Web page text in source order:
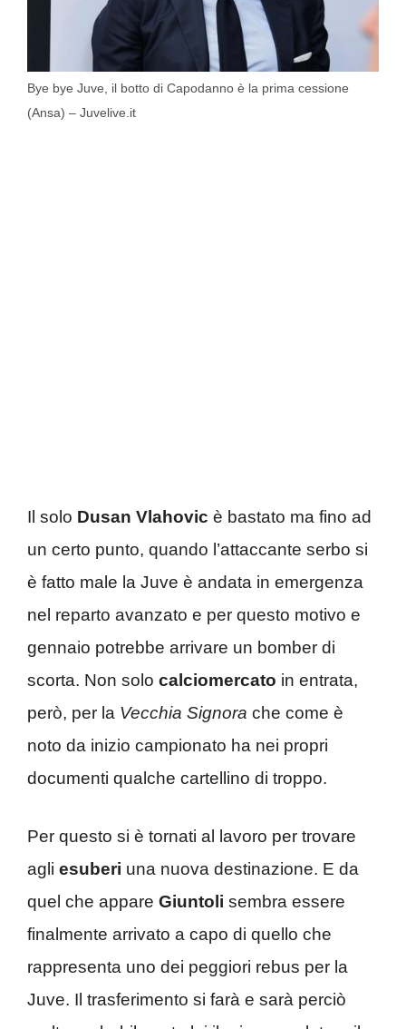
Bye bye Juve, il botto di Capodanno è la prima cessione
(Ansa) – Juvelive.it
Il solo Dusan Vlahovic è bastato ma fino ad
un certo punto, quando l’attaccante serbo si
è fatto male la Juve è andata in emergenza
nel reparto avanzato e per questo motivo e
gennaio potrebbe arrivare un bomber di
scorta. Non solo calciomercato in entrata,
però, per la Vecchia Signora che come è
noto da inizio campionato ha nei propri
documenti qualche cartellino di troppo.
Per questo si è tornati al lavoro per trovare
agli esuberi una nuova destinazione. E da
quel che appare Giuntoli sembra essere
finalmente arrivato a capo di quello che
rappresenta uno dei peggiori rebus per la
Juve. Il trasferimento si farà e sarà perciò